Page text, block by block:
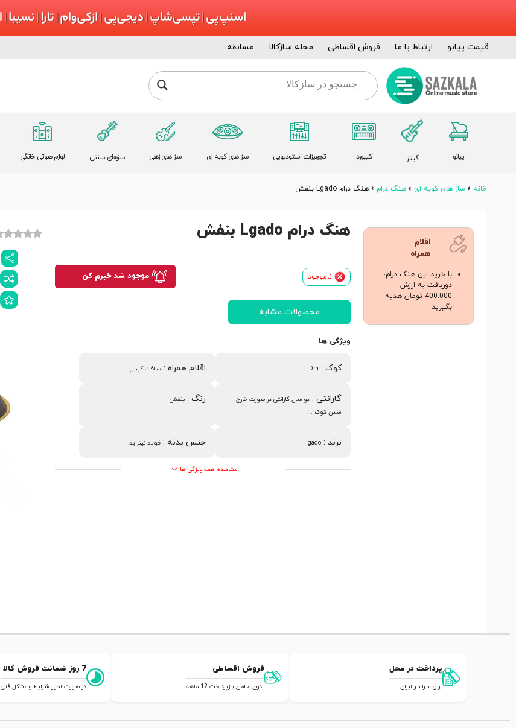
قیمت پیانو ارتباط با ما فروش اقساطی مجله سازکالا مسابقه
پیانو گیتار کیبورد تجهیزات استودیویی ساز های کوبه ای ساز های زهی سازهای سنتی لوازم صوتی خانگی
خانه » ساز های کوبه ای »هنگ درام »هنگ درام Lgado بنفش
هنگ درام Lgado بنفش
موجود شد خبرم کن ناموجود
محصولات مشابه
ویژگی ها
کوک:
Dm اقلام همراه: سافت کیس
گارانتی: دو سال گارانتی در صورت خارج
شدن کوک ...
رنگ: بنفش
برند:
lgado جنس بدنه : فولاد نیتراید
مشاهده همه ویژگی ها
اقلام
همراه
با خرید این هنگ درام،
دوربافت به ارزش
400.000 تومان هدیه
بگیرید
پرداخت در محل
برای سراسر ایران
فروش اقساطی
بدون ضامن, بازپرداخت 12 ماهه
7 روز ضمانت فروش کالا
در صورت احراز شرایط و مشکل فنی